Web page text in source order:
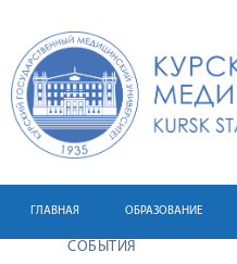
ГЛАВНАЯ ОБРАЗОВАНИЕ
СОБЫТИЯ